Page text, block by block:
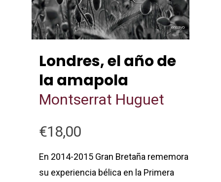
Londres, el año de
la amapola
Montserrat Huguet
€18,00
En 2014-2015 Gran Bretaña rememora
su experiencia bélica en la Primera